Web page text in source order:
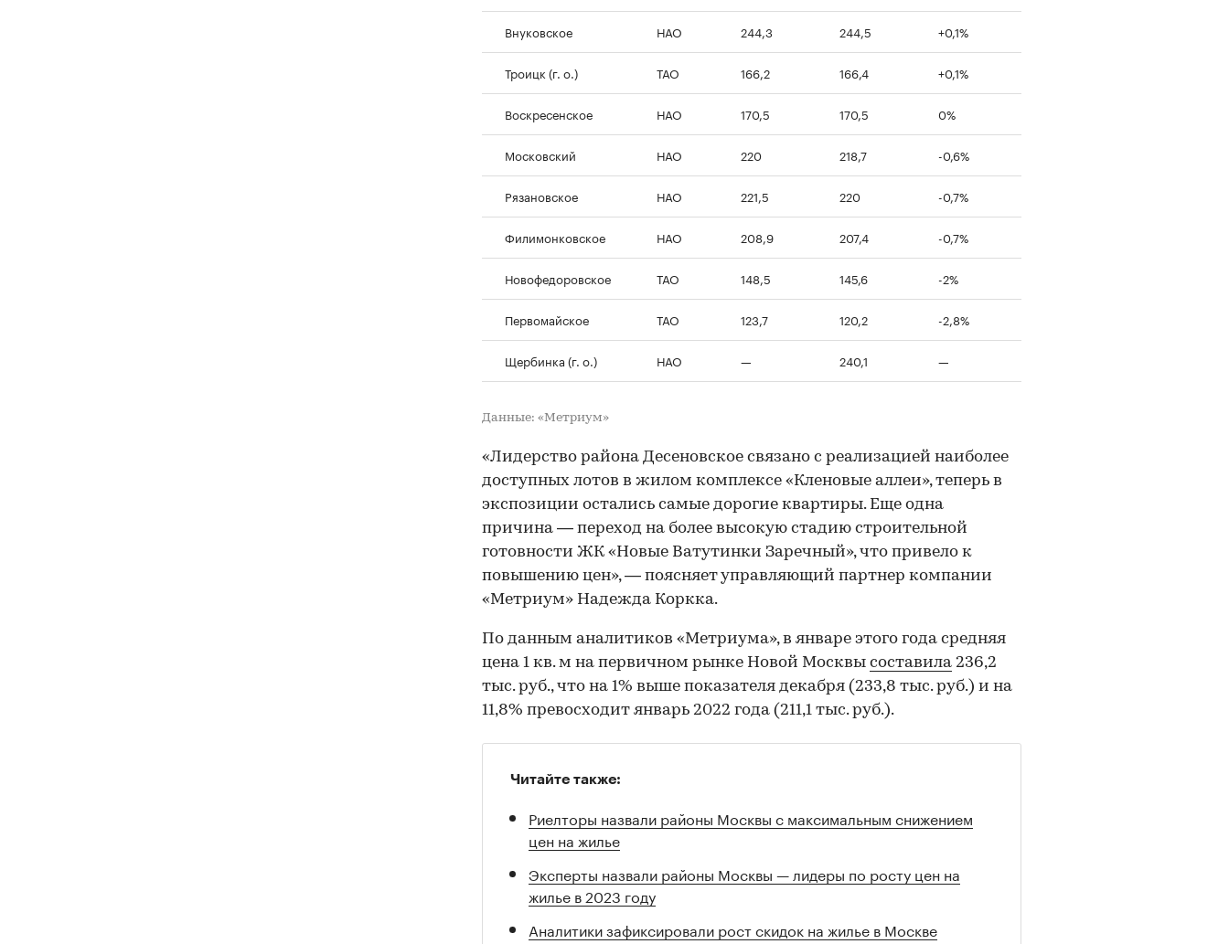
Внуковское НАО 244,3 244,5 +0,1%
Троицк (г. о.) ТАО 166,2 166,4 +0,1%
Воскресенское НАО 170,5 170,5 0%
Московский НАО 220 218,7 -0,6%
Рязановское НАО 221,5 220 -0,7%
Филимонковское НАО 208,9 207,4 -0,7%
Новофедоровское ТАО 148,5 145,6 -2%
Первомайское ТАО 123,7 120,2 -2,8%
Щербинка (г. о.) НАО — 240,1 —
Данные: «Метриум»
«Лидерство района Десеновское связано с реализацией наиболее
доступных лотов в жилом комплексе «Кленовые аллеи», теперь в
экспозиции остались самые дорогие квартиры. Еще одна
причина — переход на более высокую стадию строительной
готовности ЖК «Новые Ватутинки Заречный», что привело к
повышению цен», — поясняет управляющий партнер компании
«Метриум» Надежда Коркка.
По данным аналитиков «Метриума», в январе этого года средняя
цена 1 кв. м на первичном рынке Новой Москвы составила 236,2
тыс. руб., что на 1% выше показателя декабря (233,8 тыс. руб.) и на
11,8% превосходит январь 2022 года (211,1 тыс. руб.).
Читайте также:
Риелторы назвали районы Москвы с максимальным снижением
цен на жилье
Эксперты назвали районы Москвы — лидеры по росту цен на
жилье в 2023 году
Аналитики зафиксировали рост скидок на жилье в Москве